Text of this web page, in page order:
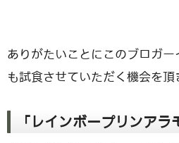
ありがたいことにこのブロガ
も試食させていただく機会を頂
「レインボープリンアラ